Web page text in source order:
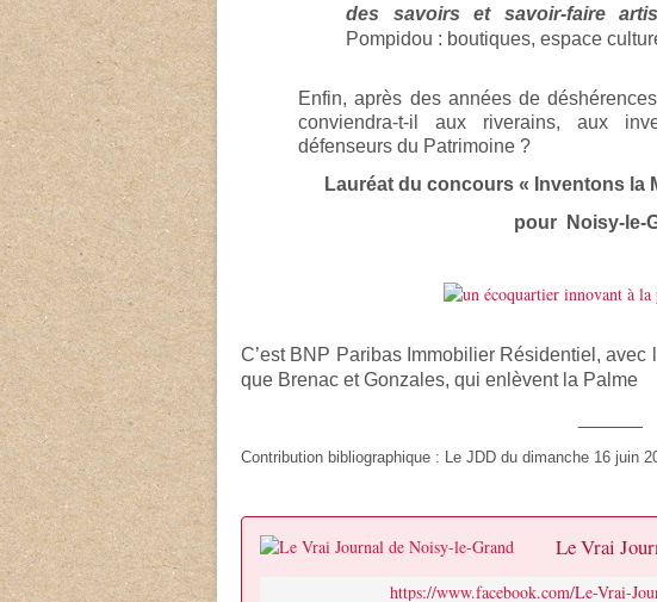
des savoirs et savoir-faire
Pompidou : boutiques, espace
Enfin, après des années de
conviendra-t-il aux riverains, aux
défenseurs du Patrimoine ?
Lauréat du concours « Inventons la
pour Noisy-le-
C’est BNP Paribas Immobilier Résidentiel,
que Brenac et Gonzales, qui enlèvent la Palme
Contribution bibliographique : Le JDD du dimanche 16 juin
Le Vrai
https://www.facebook.com/Le-Vrai-